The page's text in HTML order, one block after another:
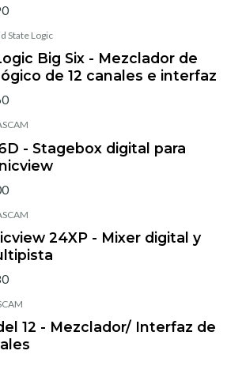
State Logic
Big Six - Mezclador de
de 12 canales e interfaz
- Stagebox digital para
24XP - Mixer digital y
12 - Mezclador/ Interfaz de